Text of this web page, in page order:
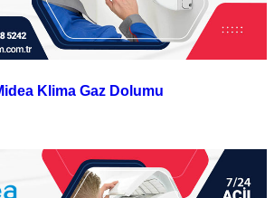
Klima Gaz Dolumu